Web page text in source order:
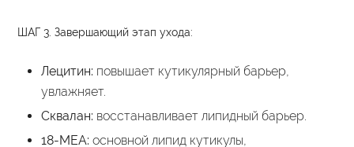
ШАГ 3. Завершающий этап ухода:
Лецитин: повышает кутикулярный барьер,
увлажняет.
Сквалан: восстанавливает липидный барьер.
18-МЕА: основной липид кутикулы,